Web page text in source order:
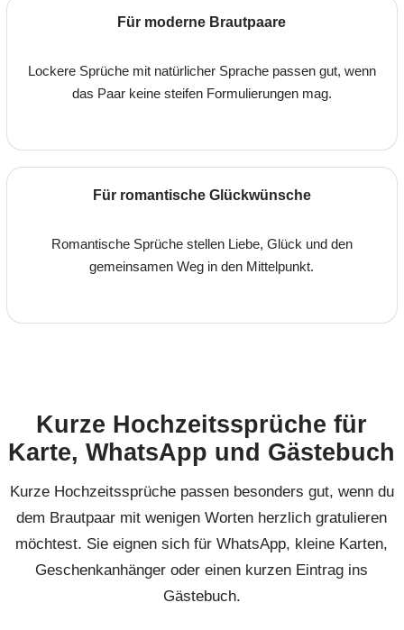
Für moderne Brautpaare
Lockere Sprüche mit natürlicher Sprache passen gut, wenn
das Paar keine steifen Formulierungen mag.
Für romantische Glückwünsche
Romantische Sprüche stellen Liebe, Glück und den
gemeinsamen Weg in den Mittelpunkt.
Kurze Hochzeitssprüche für
Karte, WhatsApp und Gästebuch
Kurze Hochzeitssprüche passen besonders gut, wenn du
dem Brautpaar mit wenigen Worten herzlich gratulieren
möchtest. Sie eignen sich für WhatsApp, kleine Karten,
Geschenkanhänger oder einen kurzen Eintrag ins
Gästebuch.